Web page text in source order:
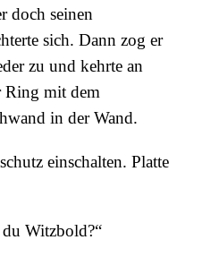
doch seinen
sich. Dann zog er
zu und kehrte an
Ring mit dem
in der Wand.
einschalten. Platte
Witzbold?“